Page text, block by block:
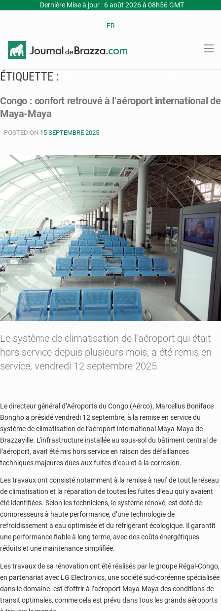
Dernière Mise à jour : 6 août 2026 à 08h56 GMT
FR
ÉTIQUETTE :
Congo : confort retrouvé à l’aéroport international de
Maya-Maya
POSTED ON 15 SEPTEMBRE 2025
Le système de climatisation de l’aéroport qui était
hors service depuis plusieurs mois, a été remis en
service, vendredi 12 septembre 2025.
Le directeur général d’Aéroports du Congo (Aérco), Marcellus Boniface
Bongho a présidé vendredi 12 septembre, à la remise en service du
système de climatisation de l’aéroport international Maya-Maya de
Brazzaville. L’infrastructure installée au sous-sol du bâtiment central de
l’aéroport, avait été mis hors service en raison des défaillances
techniques majeures dues aux fuites d’eau et à la corrosion.
Les travaux ont consisté notamment à la remise à neuf de tout le réseau
de climatisation et la réparation de toutes les fuites d’eau qui y avaient
été identifiées. Selon les techniciens, le système rénové, est doté de
compresseurs à haute performance, d’une technologie de
refroidissement à eau optimisée et du réfrigérant écologique. Il garantit
une performance fiable à long terme, avec des coûts énergétiques
réduits et une maintenance simplifiée.
Les travaux de sa rénovation ont été réalisés par le groupe Régal-Congo,
en partenariat avec LG Electronics, une société sud-coréenne spécialisée
dans le domaine. est d’offrir à l’aéroport Maya-Maya des conditions de
transit optimales, comme cela est prévu dans tous les grands aéroports